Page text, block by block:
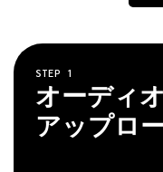
STEP 1
オーディ
アップロ